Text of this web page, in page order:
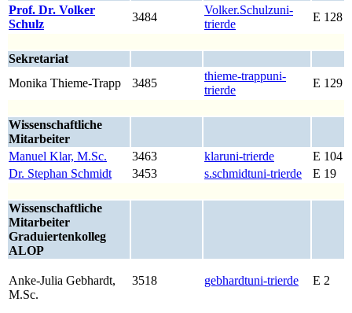
Prof. Dr. Volker
Schulz
3484
Volker.Schulzuni-
trierde
E 128
Sekretariat
Monika Thieme-Trapp
3485
thieme-trappuni-
trierde
E 129
Wissenschaftliche
Mitarbeiter
Manuel Klar, M.Sc.
3463 klaruni-trierde
E 104
Dr. Stephan Schmidt
3453 s.schmidtuni-trierde E 19
Wissenschaftliche
Mitarbeiter
Graduiertenkolleg
ALOP
Anke-Julia Gebhardt,
M.Sc.
3518 gebhardtuni-trierde E 2